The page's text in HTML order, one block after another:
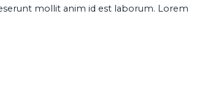
mollit anim id est laborum. Lorem